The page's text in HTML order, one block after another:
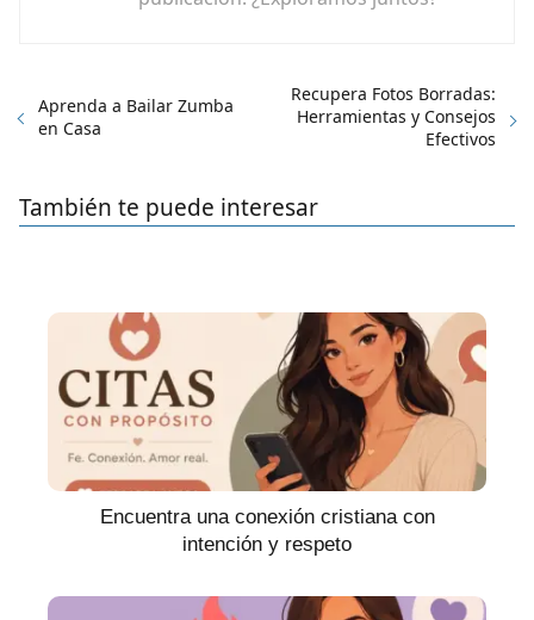
Aprenda a Bailar Zumba
en Casa
Recupera Fotos Borradas:
Herramientas y Consejos
Efectivos
También te puede interesar
Encuentra una conexión cristiana con
intención y respeto